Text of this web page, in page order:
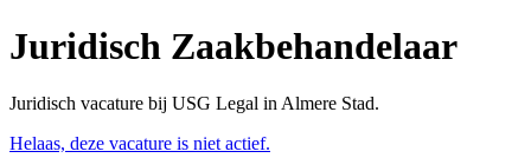
Juridisch Zaakbehandelaar
Juridisch vacature bij USG Legal in Almere Stad.
Helaas, deze vacature is niet actief.